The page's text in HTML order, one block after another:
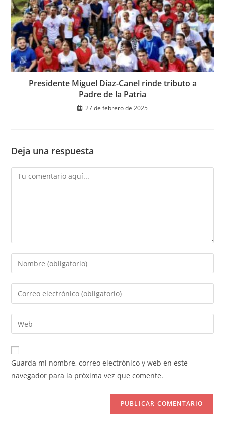
Presidente Miguel Díaz-Canel rinde tributo a
Padre de la Patria
27 de febrero de 2025
Deja una respuesta
Comentario
Introduce
tu
nombre
de
usuario
para
comentar
Introduce
tu
dirección
de
electrónico
para
comentar
Introduce
la
URL
de
Guarda mi nombre, correo electrónico y web en este
navegador para la próxima vez que comente.